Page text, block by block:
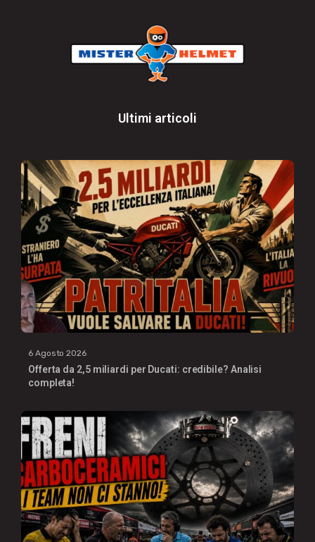
Ultimi articoli
6 Agosto 2026
Offerta da 2,5 miliardi per Ducati: credibile? Analisi
completa!